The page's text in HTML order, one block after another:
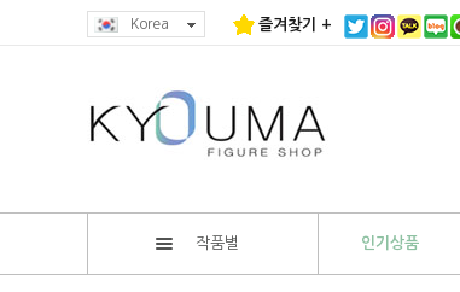
Korea 즐겨찾기 +
작품별 인기상품